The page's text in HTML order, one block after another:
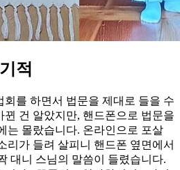
적
회를 하면서 법문을 제대로 들을 수
건 알았지만, 핸드폰으로 법문을
는 몰랐습니다. 온라인으로 포살
리가 들려 살피니 핸드폰 옆면에서
대니 스님의 말씀이 들렸습니다.